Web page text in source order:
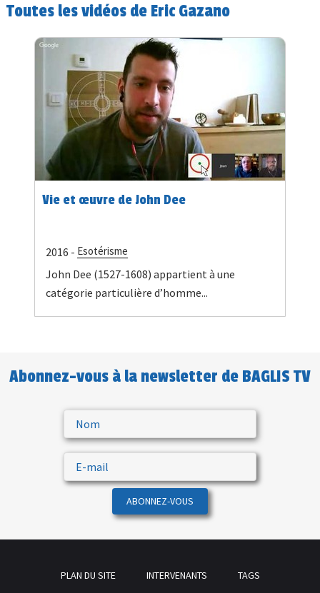
Toutes les vidéos de Eric Gazano
Vie et œuvre de John Dee
2016 - Esotérisme
John Dee (1527-1608) appartient à une
catégorie particulière d’homme...
Abonnez-vous à la newsletter de BAGLIS TV
ABONNEZ-VOUS
PLAN DU SITE INTERVENANTS TAGS